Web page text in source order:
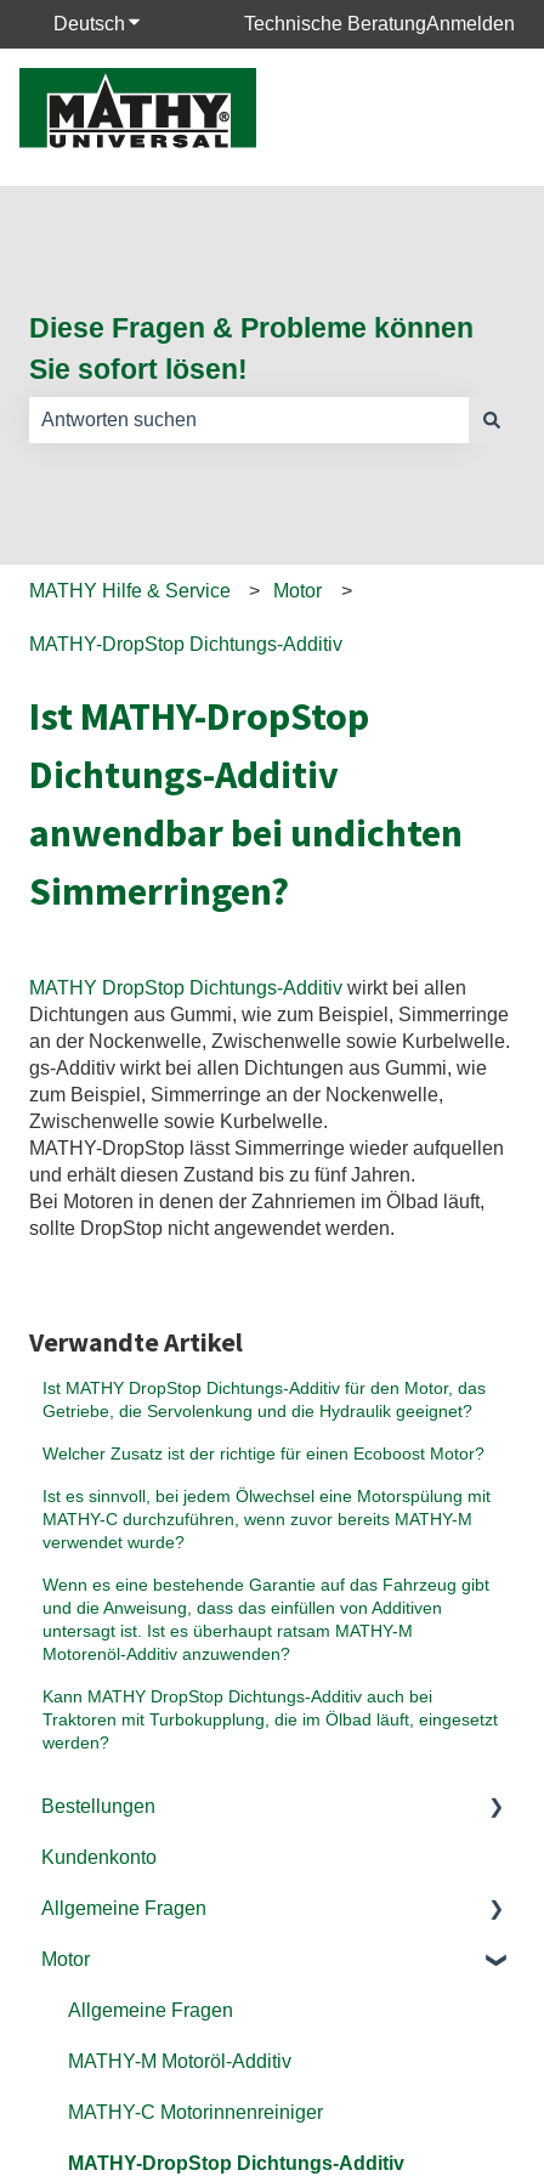
Deutsch Untermenü für Übersetzungen anzeigen
Technische BeratungAnmelden
Diese Fragen & Probleme können
Sie sofort lösen!
MATHY Hilfe & Service Motor
MATHY-DropStop Dichtungs-Additiv
Ist MATHY-DropStop
Dichtungs-Additiv
anwendbar bei undichten
Simmerringen?
MATHY DropStop Dichtungs-Additiv wirkt bei allen
Dichtungen aus Gummi, wie zum Beispiel, Simmerringe
an der Nockenwelle, Zwischenwelle sowie Kurbelwelle.
gs-Additiv wirkt bei allen Dichtungen aus Gummi, wie
zum Beispiel, Simmerringe an der Nockenwelle,
Zwischenwelle sowie Kurbelwelle.
MATHY-DropStop lässt Simmerringe wieder aufquellen
und erhält diesen Zustand bis zu fünf Jahren.
Bei Motoren in denen der Zahnriemen im Ölbad läuft,
sollte DropStop nicht angewendet werden.
Verwandte Artikel
Ist MATHY DropStop Dichtungs-Additiv für den Motor, das
Getriebe, die Servolenkung und die Hydraulik geeignet?
Welcher Zusatz ist der richtige für einen Ecoboost Motor?
Ist es sinnvoll, bei jedem Ölwechsel eine Motorspülung mit
MATHY-C durchzuführen, wenn zuvor bereits MATHY-M
verwendet wurde?
Wenn es eine bestehende Garantie auf das Fahrzeug gibt
und die Anweisung, dass das einfüllen von Additiven
untersagt ist. Ist es überhaupt ratsam MATHY-M
Motorenöl-Additiv anzuwenden?
Kann MATHY DropStop Dichtungs-Additiv auch bei
Traktoren mit Turbokupplung, die im Ölbad läuft, eingesetzt
werden?
Bestellungen
Versand & Lieferung
Rücksendung & Rückerstattung
Zahlung/ Rechnung
Bestellen
Gutschein einlösen
Kundenkonto
Allgemeine Fragen
Additive
Kraftstoffsystem
Landmaschinen, LKW & co.
Motor
Allgemeine Fragen
MATHY-M Motoröl-Additiv
MATHY-C Motorinnenreiniger
MATHY-DropStop Dichtungs-Additiv